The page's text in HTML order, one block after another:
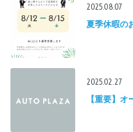
2025.08.07
夏季休暇の
2025.02.27
【重要】